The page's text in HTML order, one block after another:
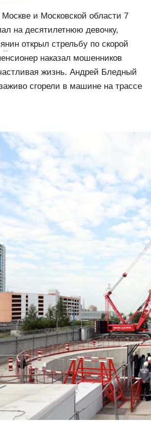
и Московской области 7
Причины, источник, откуда был
на десятилетнюю девочку,
открыл стрельбу по скорой
наказал мошенников
жизнь. Андрей Бледный
стихи вместо рэпа: «У меня на
— это туше»
сгорели в машине на трассе